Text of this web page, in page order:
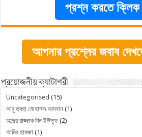
প্রশ্ন করতে
আপনার প্রশ্নের জবাব
প্রয়োজনীয় ক্যাটাগরী
Uncategorised (15)
আবু ত্বহা মোহাম্মদ আদনান (1)
আব্দুর রাজ্জাক বিন ইউসুফ (2)
আমির হামজা (1)